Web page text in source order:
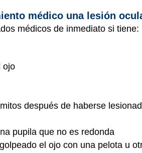
médico una lesión
médicos de inmediato si tiene:
ojo
después de haberse
pupila que no es redonda
el ojo con una pelota u